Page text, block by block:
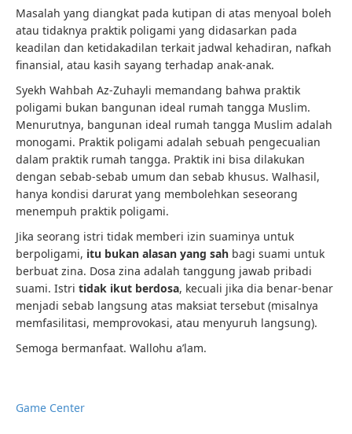
Masalah yang diangkat pada kutipan di atas menyoal boleh
atau tidaknya praktik poligami yang didasarkan pada
keadilan dan ketidakadilan terkait jadwal kehadiran, nafkah
finansial, atau kasih sayang terhadap anak-anak.
Syekh Wahbah Az-Zuhayli memandang bahwa praktik
poligami bukan bangunan ideal rumah tangga Muslim.
Menurutnya, bangunan ideal rumah tangga Muslim adalah
monogami. Praktik poligami adalah sebuah pengecualian
dalam praktik rumah tangga. Praktik ini bisa dilakukan
dengan sebab-sebab umum dan sebab khusus. Walhasil,
hanya kondisi darurat yang membolehkan seseorang
menempuh praktik poligami.
Jika seorang istri tidak memberi izin suaminya untuk
berpoligami, itu bukan alasan yang sah bagi suami untuk
berbuat zina. Dosa zina adalah tanggung jawab pribadi
suami. Istri tidak ikut berdosa, kecuali jika dia benar-benar
menjadi sebab langsung atas maksiat tersebut (misalnya
memfasilitasi, memprovokasi, atau menyuruh langsung).
Semoga bermanfaat. Wallohu a’lam.
Game Center